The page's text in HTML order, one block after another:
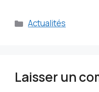
Catégories
Actualités
Laisser un